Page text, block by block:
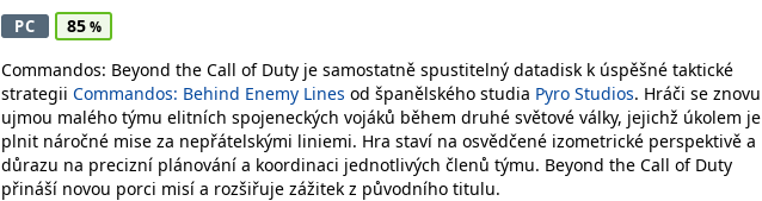
PC
85
Commandos: Beyond the Call of Duty je samostatně spustitelný datadisk k úspěšné taktické
strategii Commandos: Behind Enemy Lines od španělského studia Pyro Studios. Hráči se znovu
ujmou malého týmu elitních spojeneckých vojáků během druhé světové války, jejichž úkolem je
plnit náročné mise za nepřátelskými liniemi. Hra staví na osvědčené izometrické perspektivě a
důrazu na precizní plánování a koordinaci jednotlivých členů týmu. Beyond the Call of Duty
přináší novou porci misí a rozšiřuje zážitek z původního titulu.